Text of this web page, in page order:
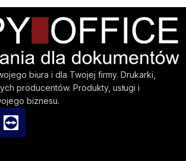
biura i dla Twojej firmy. Drukarki,
producentów. Produkty, usługi i
biznesu.